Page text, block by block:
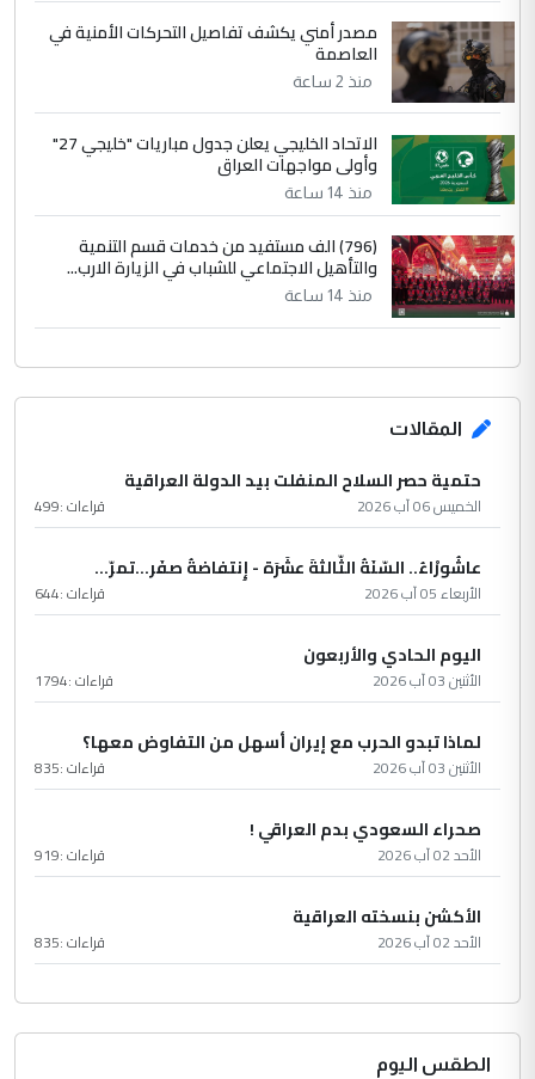
مصدر أمني يكشف تفاصيل التحركات الأمنية في
العاصمة
منذ 2 ساعة
الاتحاد الخليجي يعلن جدول مباريات "خليجي 27"
وأولى مواجهات العراق
منذ 14 ساعة
(796) الف مستفيد من خدمات قسم التنمية
والتأهيل الاجتماعي للشباب في الزيارة الارب...
منذ 14 ساعة
المقالات
حتمية حصر السلاح المنفلت بيد الدولة العراقية
الخميس 06 آب 2026 قراءات :499
عاشُورْاءُ.. السّنَةُ الثّالثةَ عشَرَة - إِنتفاضةُ صفَر…تمرّ...
الأربعاء 05 آب 2026 قراءات :644
اليوم الحادي والأربعون
الأثنين 03 آب 2026 قراءات :1794
لماذا تبدو الحرب مع إيران أسهل من التفاوض معها؟
الأثنين 03 آب 2026 قراءات :835
صحراء السعودي بدم العراقي !
الأحد 02 آب 2026 قراءات :919
الأكشن بنسخته العراقية
الأحد 02 آب 2026 قراءات :835
الطقس اليوم